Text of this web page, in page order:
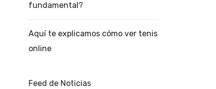
fundamental?
Aquí te explicamos cómo ver tenis
online
Feed de Noticias